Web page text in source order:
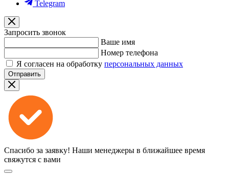
Telegram
Запросить звонок
Ваше имя
Номер телефона
Я согласен на обработку персональных данных
Отправить
Спасибо за заявку! Наши менеджеры в ближайшее время
свяжутся с вами